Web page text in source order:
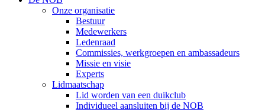
Onze organisatie
Bestuur
Medewerkers
Ledenraad
Commissies, werkgroepen en ambassadeurs
Missie en visie
Experts
Lidmaatschap
Lid worden van een duikclub
Individueel aansluiten bij de NOB